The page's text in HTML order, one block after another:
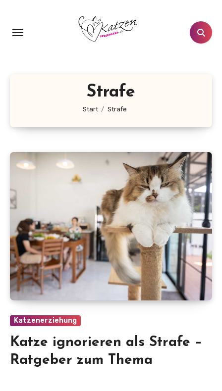
springen
Strafe
Start Strafe
Katzenerziehung
Katze ignorieren als Strafe –
Ratgeber zum Thema